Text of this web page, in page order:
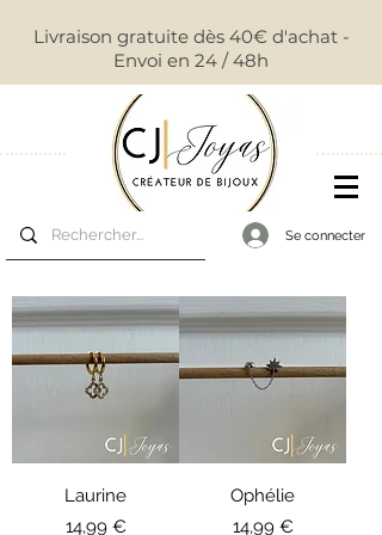
Livraison gratuite dès 40€ d'achat -
Envoi en 24 / 48h
Se connecter
Laurine
Prix
14,99 €
Ophélie
Prix
14,99 €